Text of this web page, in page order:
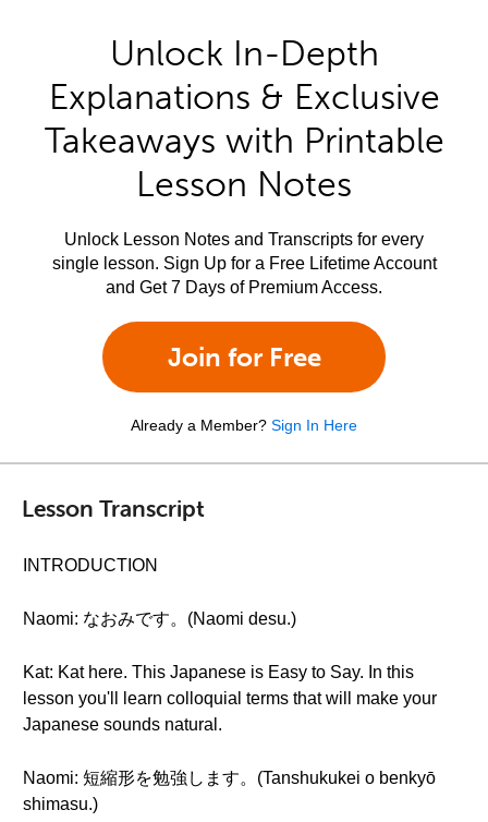
Unlock In-Depth
Explanations & Exclusive
Takeaways with Printable
Lesson Notes
Unlock Lesson Notes and Transcripts for every
single lesson. Sign Up for a Free Lifetime Account
and Get 7 Days of Premium Access.
Join for Free
Already a Member? Sign In Here
Lesson Transcript
INTRODUCTION
Naomi: なおみです。(Naomi desu.)
Kat: Kat here. This Japanese is Easy to Say. In this
lesson you'll learn colloquial terms that will make your
Japanese sounds natural.
Naomi: 短縮形を勉強します。(Tanshukukei o benkyō
shimasu.)